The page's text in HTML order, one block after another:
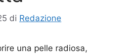
di Redazione
una pelle radiosa,